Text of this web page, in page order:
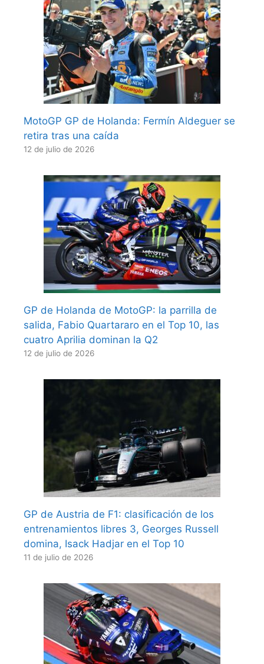
MotoGP GP de Holanda: Fermín Aldeguer se
retira tras una caída
12 de julio de 2026
GP de Holanda de MotoGP: la parrilla de
salida, Fabio Quartararo en el Top 10, las
cuatro Aprilia dominan la Q2
12 de julio de 2026
GP de Austria de F1: clasificación de los
entrenamientos libres 3, Georges Russell
domina, Isack Hadjar en el Top 10
11 de julio de 2026